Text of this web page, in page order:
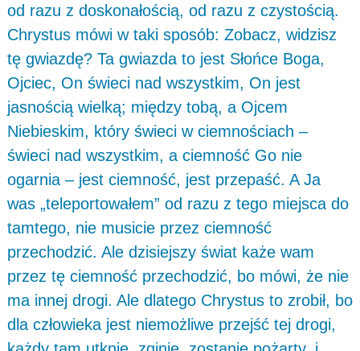
od razu z doskonałością, od razu z czystością.
Chrystus mówi w taki sposób: Zobacz, widzisz
tę gwiazdę? Ta gwiazda to jest Słońce Boga,
Ojciec, On świeci nad wszystkim, On jest
jasnością wielką; między tobą, a Ojcem
Niebieskim, który świeci w ciemnościach –
świeci nad wszystkim, a ciemność Go nie
ogarnia – jest ciemność, jest przepaść. A Ja
was „teleportowałem” od razu z tego miejsca do
tamtego, nie musicie przez ciemność
przechodzić. Ale dzisiejszy świat każe wam
przez tę ciemność przechodzić, bo mówi, że nie
ma innej drogi. Ale dlatego Chrystus to zrobił, bo
dla człowieka jest niemożliwe przejść tej drogi,